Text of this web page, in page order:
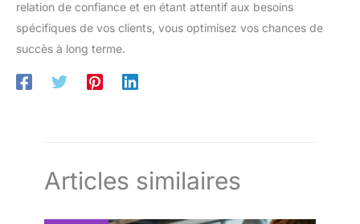
relation de confiance et en étant attentif aux besoins
spécifiques de vos clients, vous optimisez vos chances de
succès à long terme.
Articles similaires